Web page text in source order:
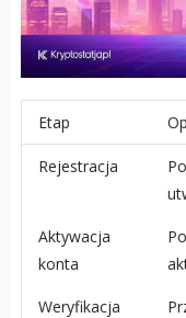
Etap
Rejestracja
Aktywacja
konta
Weryfikacja